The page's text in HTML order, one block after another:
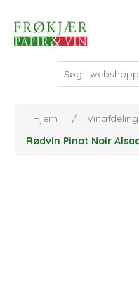
Hjem / Vinafdeling
Rødvin Pinot Noir